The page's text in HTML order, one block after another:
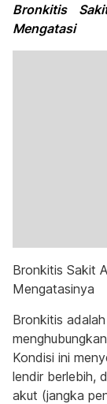
Bronkitis
Mengatasi
Bronkitis Sakit
Mengatasinya
Bronkitis
Kondisi ini
lendir berlebih,
akut (jangka